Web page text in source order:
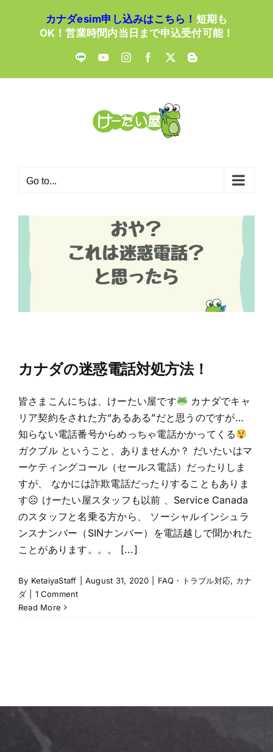
カナダesim申し込みはこちら！ 短期も
OK！営業時間内当日まで申込受付可能！
LINE YouTubeInstagramFacebook
X Blogger
Go to...
カナダの迷惑電話対処方法！
皆さまこんにちは、けーたい屋です
カナダでキャ
リア契約をされた方“あるある”だと思うのですが…
知らない電話番号からめっちゃ電話かかってくる
ガクブル ということ、ありませんか？ だいたいはマ
ーケティングコール（セールス電話）だったりしま
すが、 なかには詐欺電話だったりすることもありま
す☹ けーたい屋スタッフも以前 、Service Canada
のスタッフと名乗る方から、 ソーシャルインシュラ
ンスナンバー（SINナンバー）を電話越しで聞かれた
ことがあります。。。 [...]
By KetaiyaStaff August 31, 2020 FAQ・トラブル対応, カナ
ダ
1 Comment
Read More